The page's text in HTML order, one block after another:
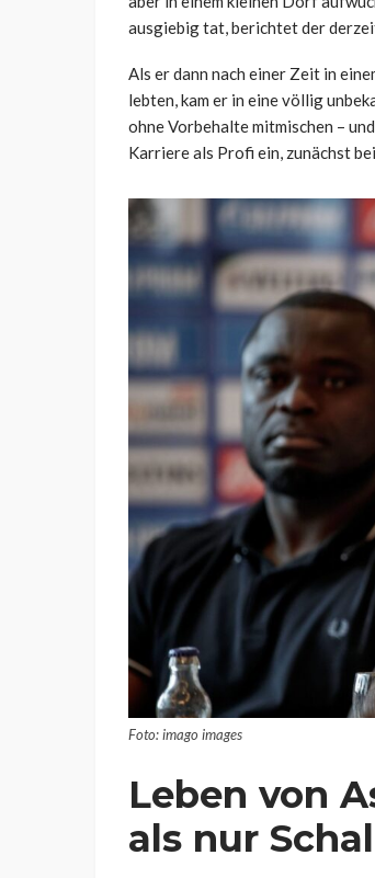
ausgiebig tat, berichtet der
Als er dann nach einer Zeit in
lebten, kam er in eine völlig
ohne Vorbehalte mitmischen –
Karriere als Profi ein, zunächst
Foto: imago images
Leben von
als nur